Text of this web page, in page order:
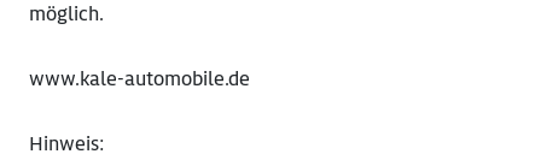
möglich.
www.kale-automobile.de
Hinweis: